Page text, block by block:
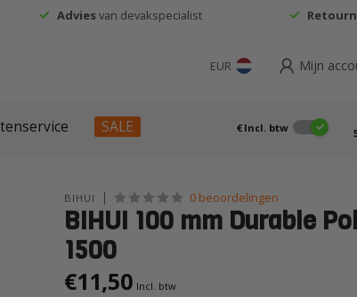
Adviesvan devakspecialist
EUR Mijn
SALE € Incl. btw
BIHUI 0 beoordelingen
BIHUI 100 mm Durable
1500
€11,50 Incl. btw